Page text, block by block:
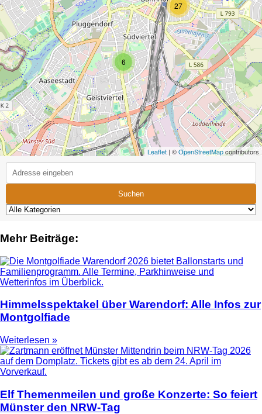
6
27
Leaflet | ©OpenStreetMapcontributors
Suchen
Mehr Beiträge:
Himmelsspektakel über Warendorf: Alle Infos zur
Montgolfiade
Weiterlesen »
Elf Themenmeilen und große Konzerte: So feiert
Münster den NRW-Tag